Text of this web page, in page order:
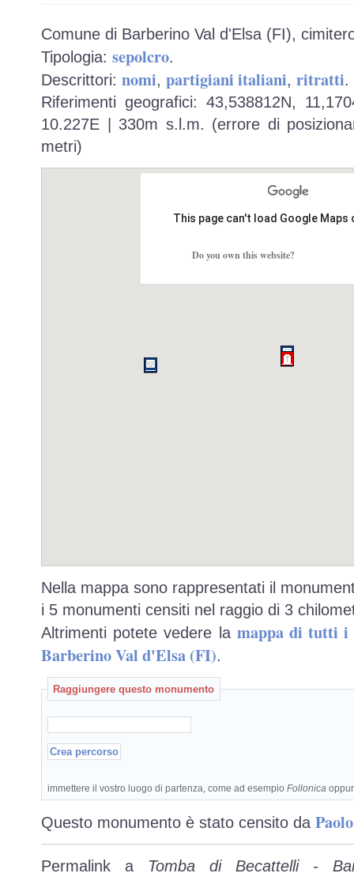
Comune di Barberino Val d'Elsa (FI),
Tipologia: sepolcro.
Descrittori: nomi, partigiani italiani, ritratti.
Riferimenti geografici: 43,538812N,
10.227E | 330m s.l.m. (errore di
metri)
This page can't load Google
Do you own this website?
Nella mappa sono rappresentati il
i 5 monumenti censiti nel raggio di 3
Altrimenti potete vedere la mappa di tutti i
Barberino Val d'Elsa (FI).
Raggiungere questo monumento
immettere il vostro luogo di partenza, come ad esempio Follonica
Questo monumento è stato censito da
Permalink a Tomba di Becattelli -